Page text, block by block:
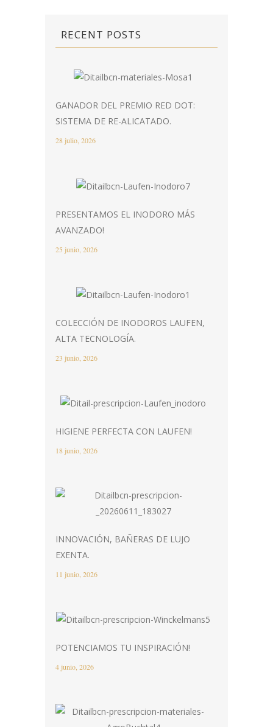
RECENT POSTS
GANADOR DEL PREMIO RED DOT:
SISTEMA DE RE-ALICATADO.
28 julio, 2026
PRESENTAMOS EL INODORO MÁS
AVANZADO!
25 junio, 2026
COLECCIÓN DE INODOROS LAUFEN,
ALTA TECNOLOGÍA.
23 junio, 2026
HIGIENE PERFECTA CON LAUFEN!
18 junio, 2026
INNOVACIÓN, BAÑERAS DE LUJO
EXENTA.
11 junio, 2026
POTENCIAMOS TU INSPIRACIÓN!
4 junio, 2026